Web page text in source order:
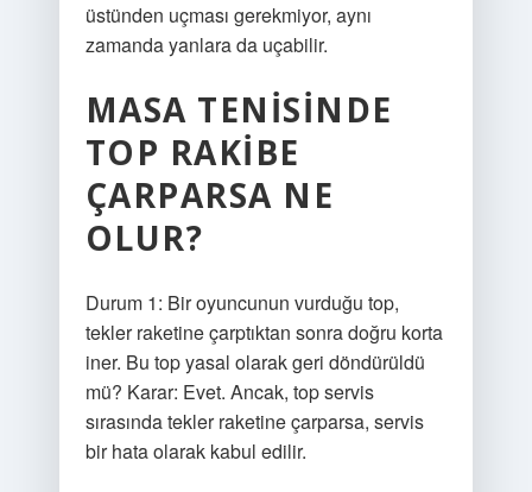
üstünden uçması gerekmiyor, aynı
zamanda yanlara da uçabilir.
MASA TENISINDE
TOP RAKIBE
ÇARPARSA NE
OLUR?
Durum 1: Bir oyuncunun vurduğu top,
tekler raketine çarptıktan sonra doğru korta
iner. Bu top yasal olarak geri döndürüldü
mü? Karar: Evet. Ancak, top servis
sırasında tekler raketine çarparsa, servis
bir hata olarak kabul edilir.